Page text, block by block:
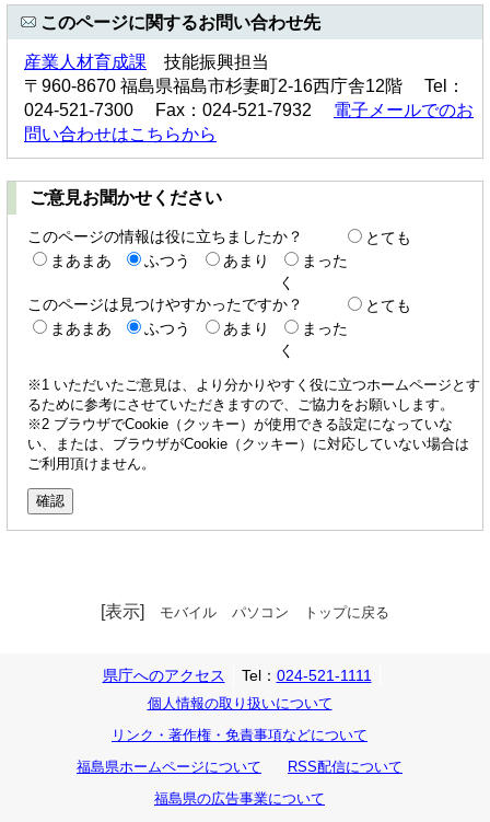
このページに関するお問い合わせ先
産業人材育成課 技能振興担当
〒960-8670 福島県福島市杉妻町2-16西庁舎12階 Tel：
024-521-7300 Fax：024-521-7932 電子メールでのお
問い合わせはこちらから
ご意見お聞かせください
このページの情報は役に立ちましたか？
とても
まあまあ
ふつう あまり
まった
く
このページは見つけやすかったですか？
とても
まあまあ
ふつう あまり
まった
く
※1 いただいたご意見は、より分かりやすく役に立つホームページとす
るために参考にさせていただきますので、ご協力をお願いします。
※2 ブラウザでCookie（クッキー）が使用できる設定になっていな
い、または、ブラウザがCookie（クッキー）に対応していない場合は
ご利用頂けません。
[表示] モバイル パソコン トップに戻る
県庁へのアクセス Tel： 024-521-1111
個人情報の取り扱いについて
リンク・著作権・免責事項などについて
福島県ホームページについて
RSS配信について
福島県の広告事業について